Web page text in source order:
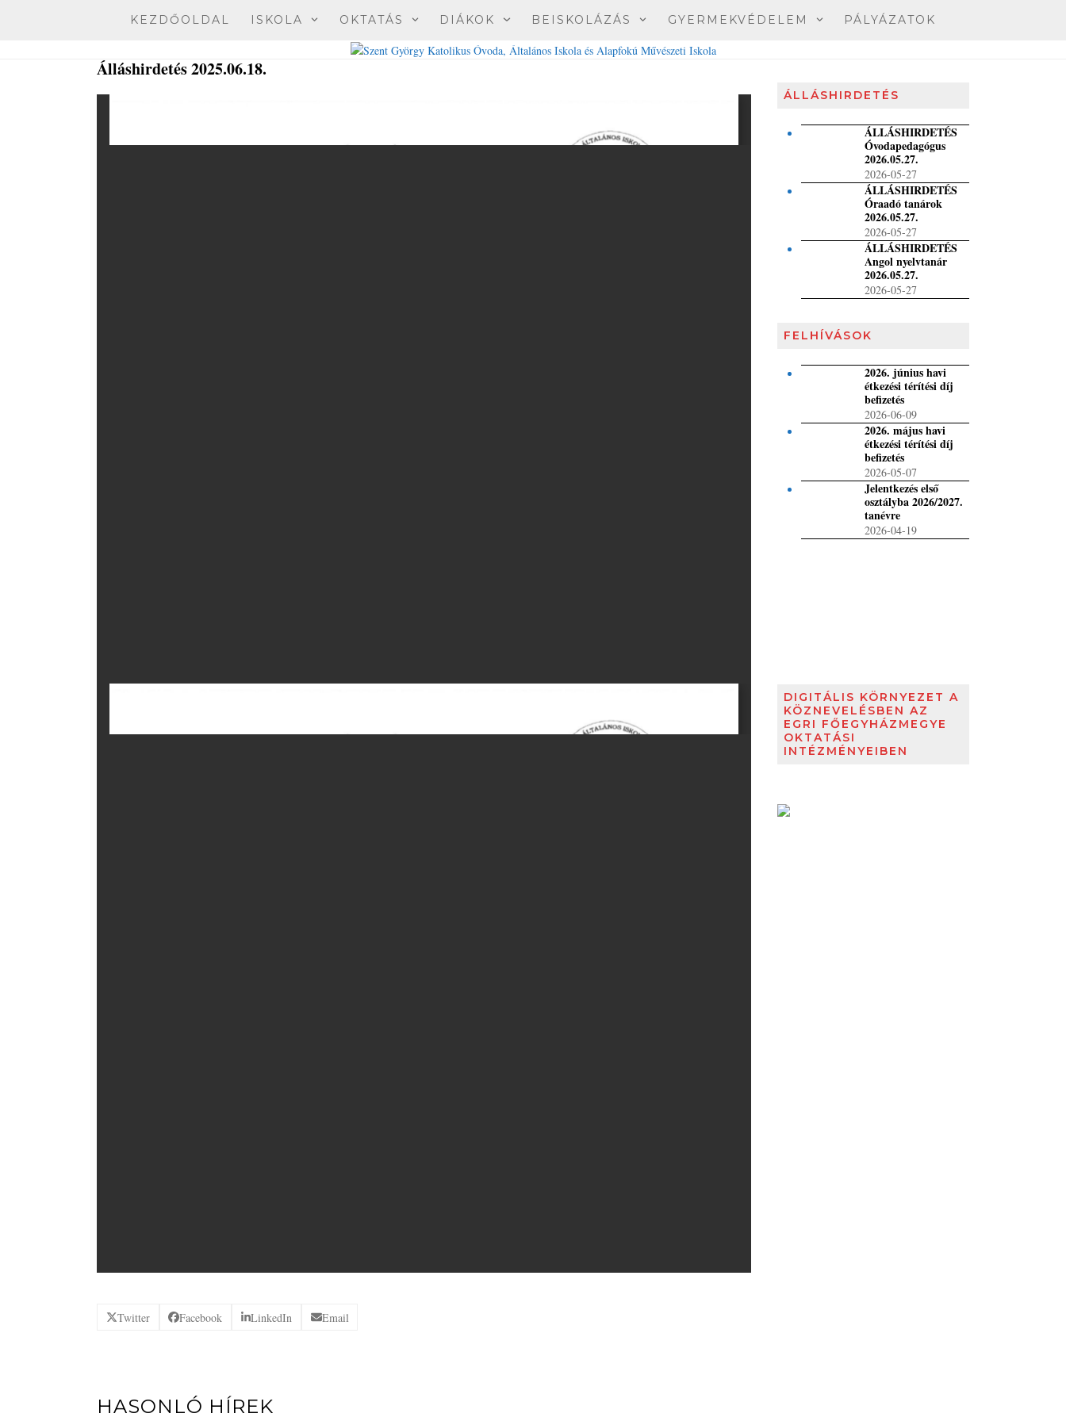
KEZDŐOLDAL ISKOLA OKTATÁS DIÁKOK BEISKOLÁZÁS GYERMEKVÉDELEM PÁLYÁZATOK
Álláshirdetés 2025.06.18.
Twitter Facebook LinkedIn Email
HASONLÓ HÍREK
ÁLLÁSHIRDETÉS
ÁLLÁSHIRDETÉS
Óvodapedagógus
2026.05.27.
2026-05-27
ÁLLÁSHIRDETÉS
Óraadó tanárok
2026.05.27.
2026-05-27
ÁLLÁSHIRDETÉS
Angol nyelvtanár
2026.05.27.
2026-05-27
FELHÍVÁSOK
2026. június havi
étkezési térítési díj
befizetés
2026-06-09
2026. május havi
étkezési térítési díj
befizetés
2026-05-07
Jelentkezés első
osztályba 2026/2027.
tanévre
2026-04-19
DIGITÁLIS KÖRNYEZET A
KÖZNEVELÉSBEN AZ
EGRI FŐEGYHÁZMEGYE
OKTATÁSI
INTÉZMÉNYEIBEN